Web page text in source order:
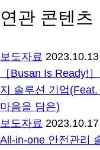
연관 콘텐츠
보도자료 2023.10.13
［Busan Is Ready!
지 솔루션 기업
마음을 담은)
보도자료 2023.10.17
All-in-one 안전관리